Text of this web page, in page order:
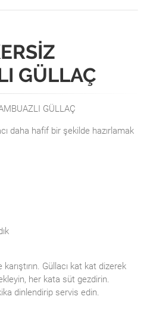
GÜLLAÇ
GÜLLAÇ
daha hafif bir şekilde hazırlamak
karıştırın. Güllacı kat kat dizerek
her kata süt gezdirin.
dinlendirip servis edin.